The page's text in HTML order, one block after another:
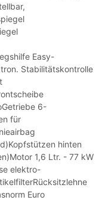
Easy-
Stabilitätskontrolle
6-
für
hinten
1,6 Ltr. - 77 kW
elektro-
Euro